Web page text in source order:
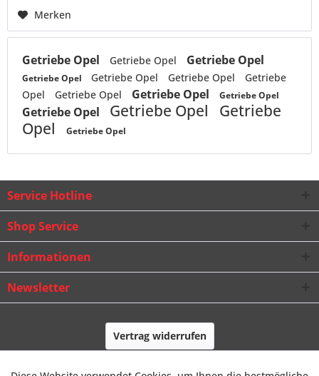
Merken
Getriebe Opel Getriebe Opel Getriebe Opel
Getriebe Opel Getriebe Opel Getriebe Opel
Getriebe
Opel
Getriebe Opel Getriebe Opel Getriebe Opel
Getriebe Opel Getriebe Opel
Getriebe
Opel
Getriebe Opel
Service Hotline
Shop Service
Informationen
Newsletter
Vertrag widerrufen